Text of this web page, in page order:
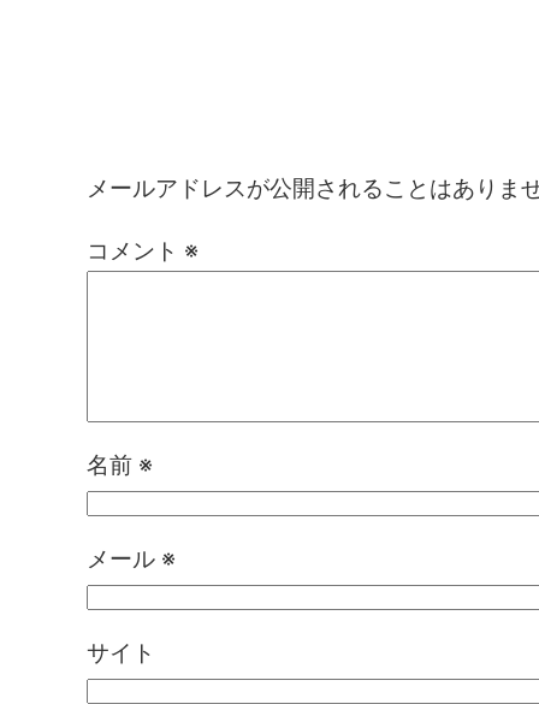
メールアドレスが公開されることはありま
コメント ※
名前 ※
メール ※
サイト